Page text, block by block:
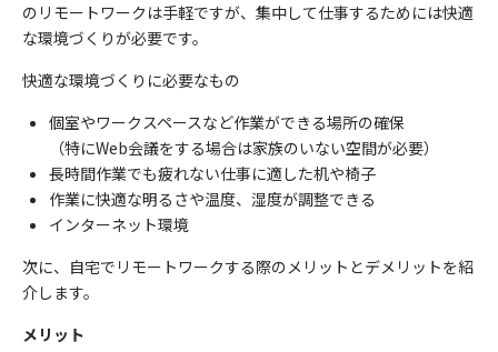
のリモートワークは手軽ですが、集中して仕事するためには快適
な環境づくりが必要です。
快適な環境づくりに必要なもの
個室やワークスペースなど作業ができる場所の確保
（特にWeb会議をする場合は家族のいない空間が必要）
長時間作業でも疲れない仕事に適した机や椅子
作業に快適な明るさや温度、湿度が調整できる
インターネット環境
次に、自宅でリモートワークする際のメリットとデメリットを紹
介します。
メリット